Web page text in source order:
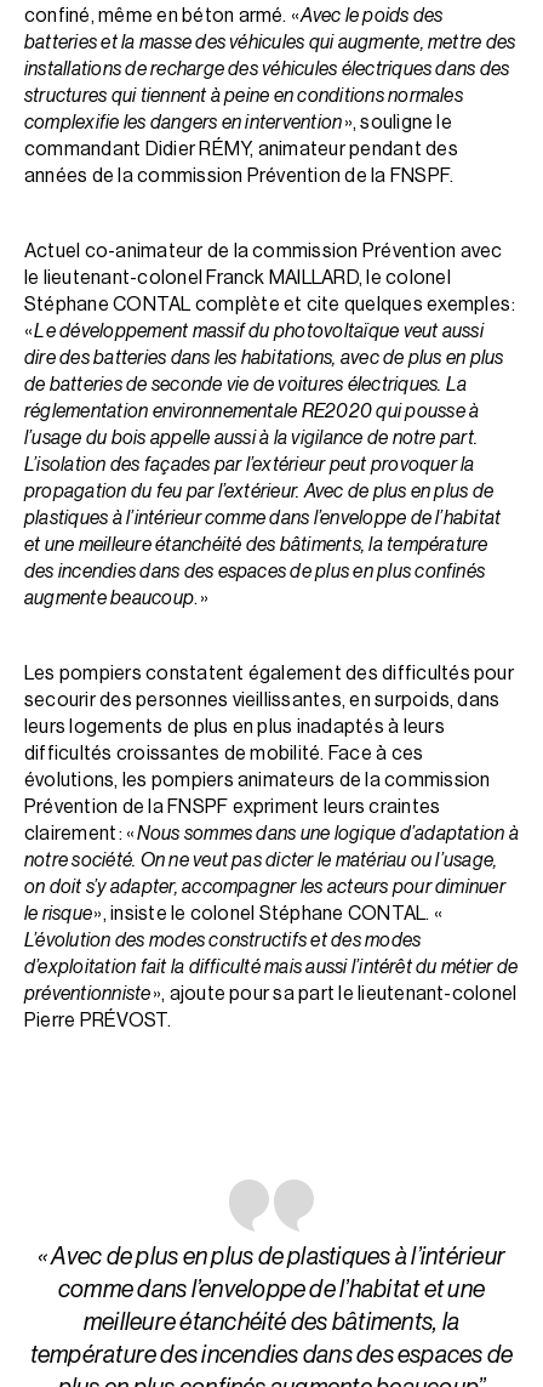
confiné, même en béton armé. «Avec le poids des
batteries et la masse des véhicules qui augmente, mettre des
installations de recharge des véhicules électriques dans des
structures qui tiennent à peine en conditions normales
complexifie les dangers en intervention», souligne le
commandant Didier RÉMY, animateur pendant des
années de la commission Prévention de la FNSPF.
Actuel co-animateur de la commission Prévention avec
le lieutenant-colonel Franck MAILLARD, le colonel
Stéphane CONTAL complète et cite quelques exemples :
«Le développement massif du photovoltaïque veut aussi
dire des batteries dans les habitations, avec de plus en plus
de batteries de seconde vie de voitures électriques. La
réglementation environnementale RE2020 qui pousse à
l’usage du bois appelle aussi à la vigilance de notre part.
L’isolation des façades par l’extérieur peut provoquer la
propagation du feu par l’extérieur. Avec de plus en plus de
plastiques à l’intérieur comme dans l’enveloppe de l’habitat
et une meilleure étanchéité des bâtiments, la température
des incendies dans des espaces de plus en plus confinés
augmente beaucoup. »
Les pompiers constatent également des difficultés pour
secourir des personnes vieillissantes, en surpoids, dans
leurs logements de plus en plus inadaptés à leurs
difficultés croissantes de mobilité. Face à ces
évolutions, les pompiers animateurs de la commission
Prévention de la FNSPF expriment leurs craintes
clairement : «Nous sommes dans une logique d’adaptation à
notre société. On ne veut pas dicter le matériau ou l’usage,
on doit s’y adapter, accompagner les acteurs pour diminuer
le risque», insiste le colonel Stéphane CONTAL. «
L’évolution des modes constructifs et des modes
d’exploitation fait la difficulté mais aussi l’intérêt du métier de
préventionniste», ajoute pour sa part le lieutenant-colonel
Pierre PRÉVOST.
« Avec de plus en plus de plastiques à l’intérieur
comme dans l’enveloppe de l’habitat et une
meilleure étanchéité des bâtiments, la
température des incendies dans des espaces de